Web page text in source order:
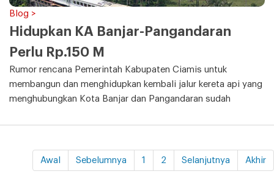
Blog >
Hidupkan KA Banjar-Pangandaran
Perlu Rp.150 M
Rumor rencana Pemerintah Kabupaten Ciamis untuk
membangun dan menghidupkan kembali jalur kereta api yang
menghubungkan Kota Banjar dan Pangandaran sudah
Awal Sebelumnya 1 2 Selanjutnya Akhir